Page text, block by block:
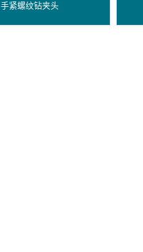
手紧螺纹钻夹头